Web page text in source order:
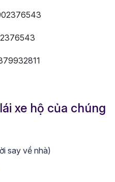
xe hộ của chúng
say về nhà)